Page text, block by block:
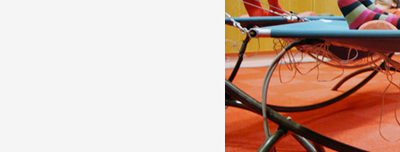
Collection vidéos
Candidater